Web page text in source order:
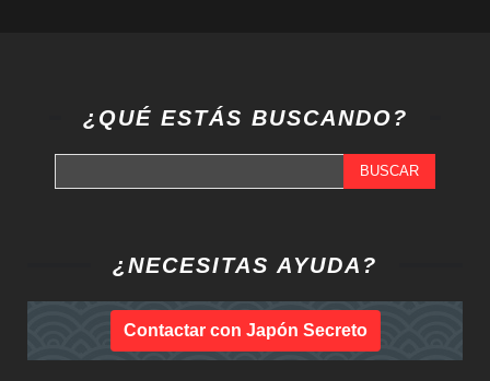
¿QUÉ ESTÁS BUSCANDO?
BUSCAR
¿NECESITAS AYUDA?
Contactar con Japón Secreto